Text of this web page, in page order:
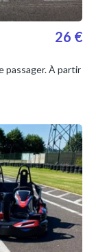
26 €
passager. À partir